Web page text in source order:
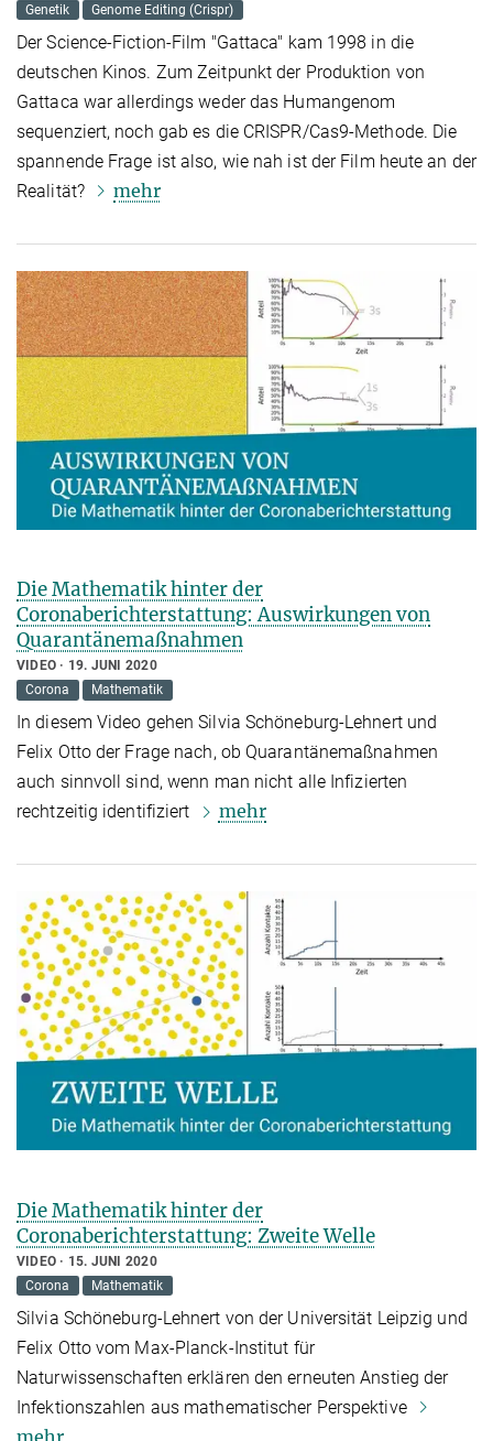
Genetik
Genome Editing (Crispr)
Der Science-Fiction-Film "Gattaca" kam 1998 in die
deutschen Kinos. Zum Zeitpunkt der Produktion von
Gattaca war allerdings weder das Humangenom
sequenziert, noch gab es die CRISPR/Cas9-Methode. Die
spannende Frage ist also, wie nah ist der Film heute an der
Realität?
mehr
Die Mathematik hinter der
Coronaberichterstattung: Auswirkungen von
Quarantänemaßnahmen
VIDEO
19. JUNI 2020
Corona
Mathematik
In diesem Video gehen Silvia Schöneburg-Lehnert und
Felix Otto der Frage nach, ob Quarantänemaßnahmen
auch sinnvoll sind, wenn man nicht alle Infizierten
rechtzeitig identifiziert
mehr
Die Mathematik hinter der
Coronaberichterstattung: Zweite Welle
VIDEO
15. JUNI 2020
Corona
Mathematik
Silvia Schöneburg-Lehnert von der Universität Leipzig und
Felix Otto vom Max-Planck-Institut für
Naturwissenschaften erklären den erneuten Anstieg der
Infektionszahlen aus mathematischer Perspektive
mehr